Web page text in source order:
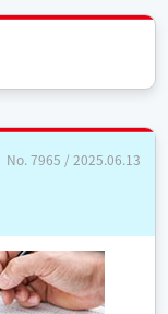
No. 7965 / 2025.06.13